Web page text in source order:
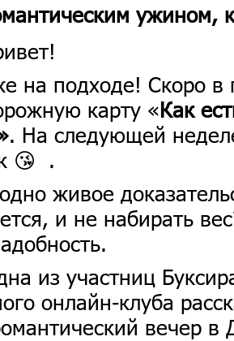
ужином,
на подходе! Скоро в
карту «Как
. На следующей
😘 .
живое
и не набирать
из участниц
онлайн-клуба
вечер в